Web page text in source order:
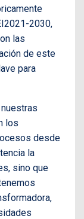
2030,
las
de este
para
los
desde
la
sino que